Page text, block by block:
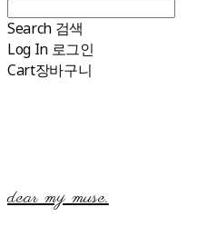
Search 검색
Log In 로그인
Cart장바구니
dear my muse.